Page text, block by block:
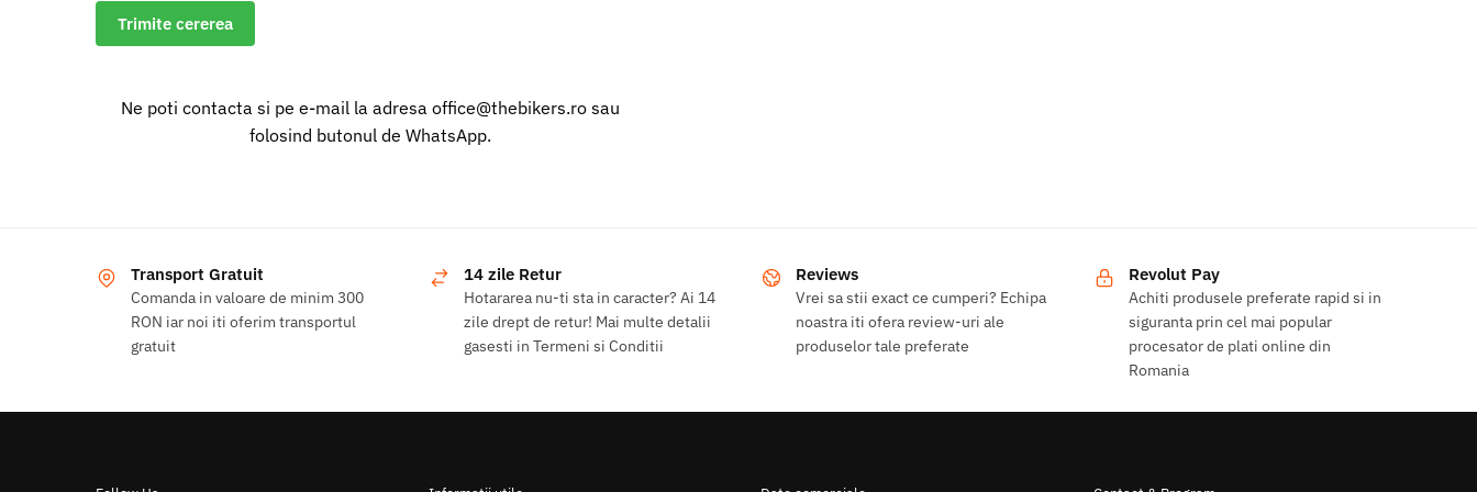
Trimite cererea
Ne poti contacta si pe e-mail la adresa office@thebikers.ro sau
folosind butonul de WhatsApp.
Transport Gratuit
Comanda in valoare de minim 300
RON iar noi iti oferim transportul
gratuit
14 zile Retur
Hotararea nu-ti sta in caracter? Ai 14
zile drept de retur! Mai multe detalii
gasesti in Termeni si Conditii
Reviews
Vrei sa stii exact ce cumperi? Echipa
noastra iti ofera review-uri ale
produselor tale preferate
Revolut Pay
Achiti produsele preferate rapid si in
siguranta prin cel mai popular
procesator de plati online din
Romania